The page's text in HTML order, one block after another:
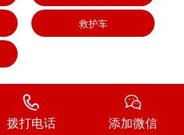
救护车
拨打电话 添加微信